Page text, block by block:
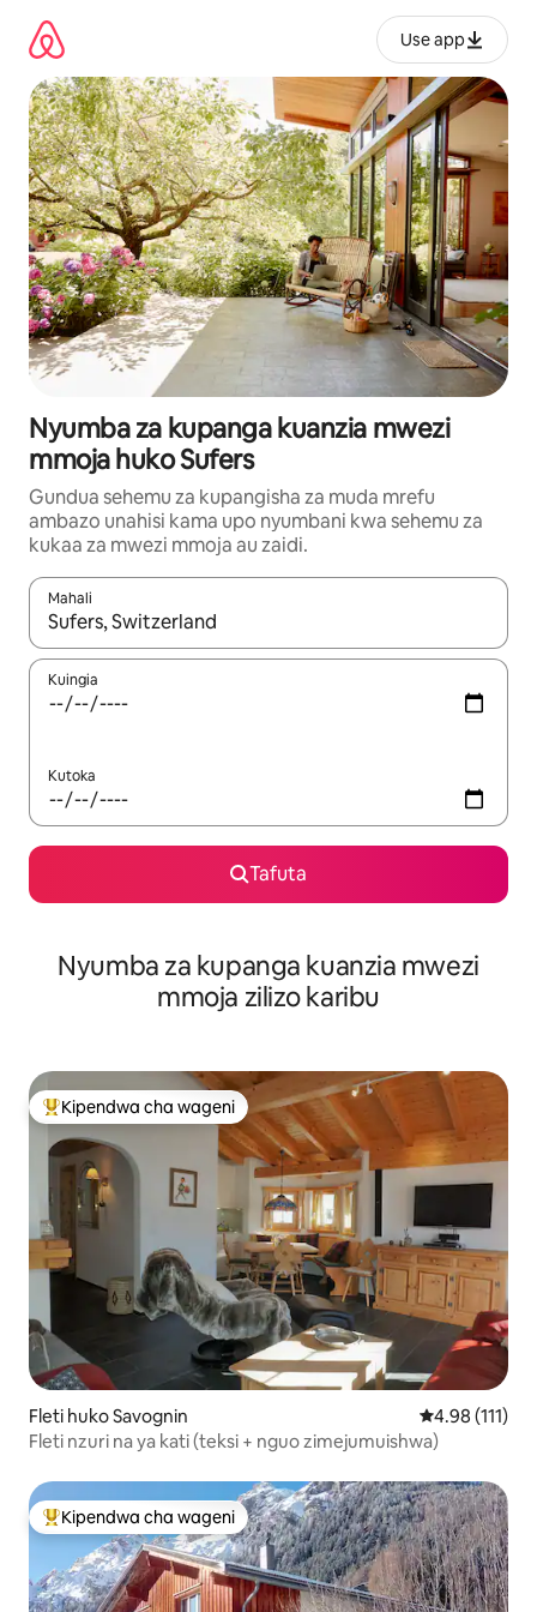
kwenda
kwenye
maudhui
Use app
Nyumba za kupanga kuanzia mwezi
mmoja huko Sufers
Gundua sehemu za kupangisha za muda mrefu
ambazo unahisi kama upo nyumbani kwa sehemu za
kukaa za mwezi mmoja au zaidi.
Mahali
Wakati matokeo yanapatikana, vinjari kwa kutumia vitufe vya
Kuingia
Kutoka
Tafuta
Nyumba za kupanga kuanzia mwezi
mmoja zilizo karibu
Kipendwa maarufu cha wageni
Kipendwa cha wageni
Fleti huko Savognin Ukadiriaji wa
4.98 (111)
Fleti nzuri na ya kati (teksi + nguo zimejumuishwa)
Kipendwa maarufu cha wageni
Kipendwa cha wageni